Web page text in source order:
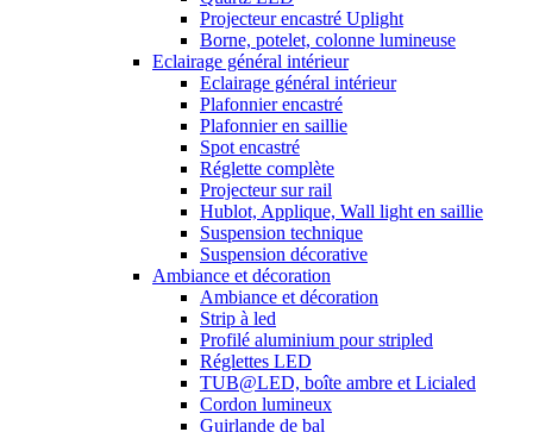
Projecteur encastré Uplight
Borne, potelet, colonne lumineuse
Eclairage général intérieur
Eclairage général intérieur
Plafonnier encastré
Plafonnier en saillie
Spot encastré
Réglette complète
Projecteur sur rail
Hublot, Applique, Wall light en saillie
Suspension technique
Suspension décorative
Ambiance et décoration
Ambiance et décoration
Strip à led
Profilé aluminium pour stripled
Réglettes LED
TUB@LED, boîte ambre et Licialed
Cordon lumineux
Guirlande de bal